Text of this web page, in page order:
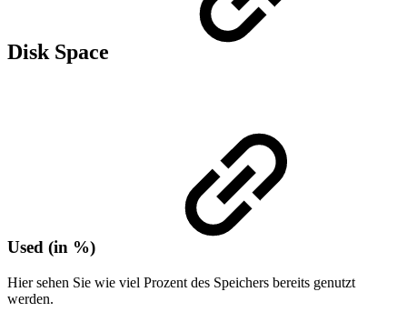
Disk Space
Used (in %)
Hier sehen Sie wie viel Prozent des Speichers bereits genutzt
werden.